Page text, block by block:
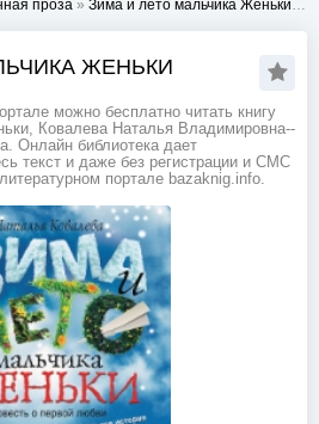
проза » Зима и лето мальчика Женьки-
ЖЕНЬКИ
можно бесплатно читать книгу
Ковалева Наталья Владимировна--
Онлайн библиотека дает
текст и даже без регистрации и СМС
портале bazaknig.info.